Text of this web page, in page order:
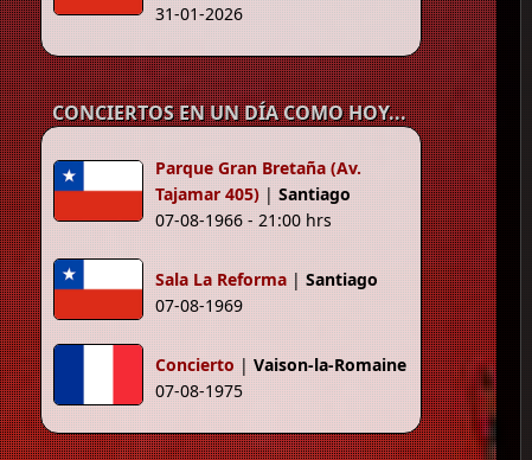
31-01-2026
CONCIERTOS EN UN DÍA COMO HOY...
Parque Gran Bretaña (Av.
Tajamar 405)|Santiago
07-08-1966 - 21:00 hrs
Sala La Reforma|Santiago
07-08-1969
Concierto|Vaison-la-Romaine
07-08-1975